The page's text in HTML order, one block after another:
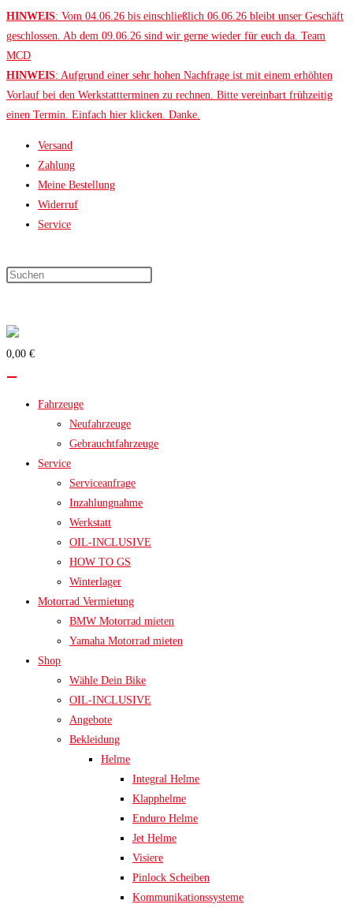
Zum
Inhalt
springen
HINWEIS: Vom 04.06.26 bis einschließlich 06.06.26 bleibt unser Geschäft
geschlossen. Ab dem 09.06.26 sind wir gerne wieder für euch da. Team
MCD
HINWEIS: Aufgrund einer sehr hohen Nachfrage ist mit einem erhöhten
Vorlauf bei den Werkstattterminen zu rechnen. Bitte vereinbart frühzeitig
einen Termin. Einfach hier klicken. Danke.
Versand
Zahlung
Meine Bestellung
Widerruf
Service
0,00 €
Fahrzeuge
Neufahrzeuge
Gebrauchtfahrzeuge
Service
Serviceanfrage
Inzahlungnahme
Werkstatt
OIL-INCLUSIVE
HOW TO GS
Winterlager
Motorrad Vermietung
BMW Motorrad mieten
Yamaha Motorrad mieten
Shop
Wähle Dein Bike
OIL-INCLUSIVE
Angebote
Bekleidung
Helme
Integral Helme
Klapphelme
Enduro Helme
Jet Helme
Visiere
Pinlock Scheiben
Kommunikationssysteme